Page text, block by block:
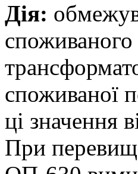
Дія:
споживаної
ці значення
При